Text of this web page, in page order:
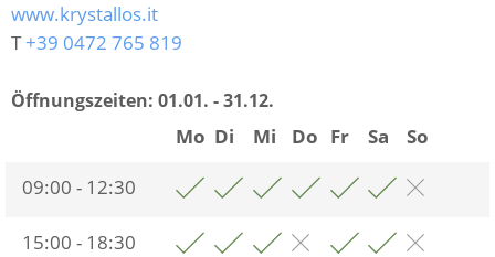
www.krystallos.it
T+39 0472 765 819
Öffnungszeiten: 01.01. - 31.12.
Mo Di Mi Do Fr Sa
So
09:00 - 12:30
15:00 - 18:30